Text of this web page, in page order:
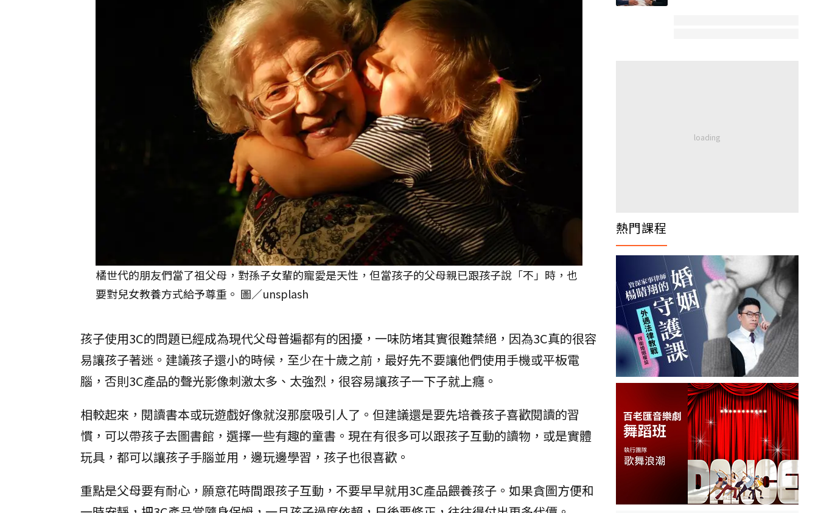
橘世代的朋友們當了祖父母，對孫子女輩的寵愛是天性，但當孩子的父母親已跟孩子說「不」時，也
要對兒女教養方式給予尊重。 圖／unsplash
孩子使用3C的問題已經成為現代父母普遍都有的困擾，一味防堵其實很難禁絕，因為3C真的很容
易讓孩子著迷。建議孩子還小的時候，至少在十歲之前，最好先不要讓他們使用手機或平板電
腦，否則3C產品的聲光影像刺激太多、太強烈，很容易讓孩子一下子就上癮。
相較起來，閱讀書本或玩遊戲好像就沒那麼吸引人了。但建議還是要先培養孩子喜歡閱讀的習
慣，可以帶孩子去圖書館，選擇一些有趣的童書。現在有很多可以跟孩子互動的讀物，或是實體
玩具，都可以讓孩子手腦並用，邊玩邊學習，孩子也很喜歡。
重點是父母要有耐心，願意花時間跟孩子互動，不要早早就用3C產品餵養孩子。如果貪圖方便和
熱門課程